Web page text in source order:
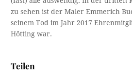
zu sehen ist der Maler Emmerich
seinem Tod im Jahr 2017
Hötting war.
Teilen